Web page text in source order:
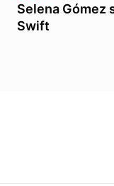
Selena Gómez
Swift